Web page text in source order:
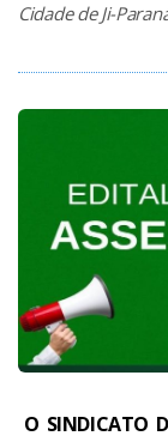
Cidade de Ji-
O SINDICATO